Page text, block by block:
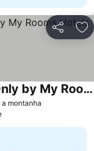
Partilhar
montanha
My Rooms Ciutadella Adults Only by My Rooms Hotels TI